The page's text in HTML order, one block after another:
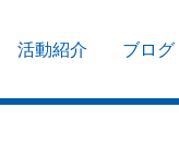
活動紹介 ブログ